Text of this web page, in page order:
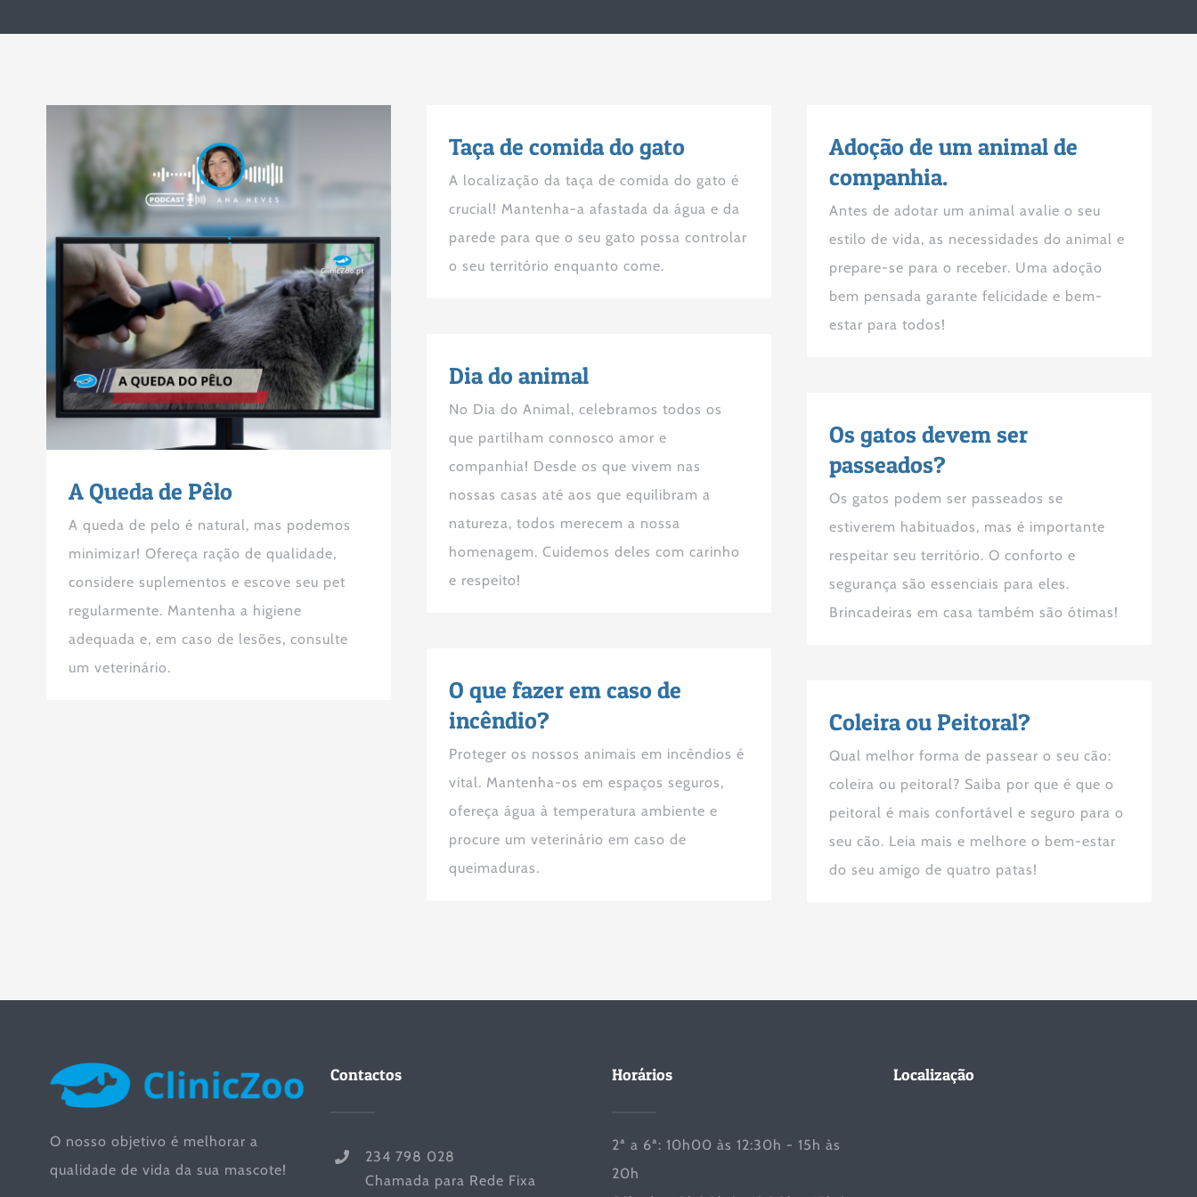
A Queda de Pêlo
A queda de pelo é natural, mas podemos
minimizar! Ofereça ração de qualidade,
considere suplementos e escove seu pet
regularmente. Mantenha a higiene
adequada e, em caso de lesões, consulte
um veterinário.
Taça de comida do gato
A localização da taça de comida do gato é
crucial! Mantenha-a afastada da água e da
parede para que o seu gato possa controlar
o seu território enquanto come.
Adoção de um animal de
companhia.
Antes de adotar um animal avalie o seu
estilo de vida, as necessidades do animal e
prepare-se para o receber. Uma adoção
bem pensada garante felicidade e bem-
estar para todos!
Dia do animal
No Dia do Animal, celebramos todos os
que partilham connosco amor e
companhia! Desde os que vivem nas
nossas casas até aos que equilibram a
natureza, todos merecem a nossa
homenagem. Cuidemos deles com carinho
e respeito!
Os gatos devem ser
passeados?
Os gatos podem ser passeados se
estiverem habituados, mas é importante
respeitar seu território. O conforto e
segurança são essenciais para eles.
Brincadeiras em casa também são ótimas!
O que fazer em caso de
incêndio?
Proteger os nossos animais em incêndios é
vital. Mantenha-os em espaços seguros,
ofereça água à temperatura ambiente e
procure um veterinário em caso de
queimaduras.
Coleira ou Peitoral?
Qual melhor forma de passear o seu cão:
coleira ou peitoral? Saiba por que é que o
peitoral é mais confortável e seguro para o
seu cão. Leia mais e melhore o bem-estar
do seu amigo de quatro patas!
O nosso objetivo é melhorar a
qualidade de vida da sua mascote!
Contactos
234 798 028
Chamada para Rede Fixa
Horários
2ª a 6ª: 10h00 às 12:30h - 15h às
20h
Localização